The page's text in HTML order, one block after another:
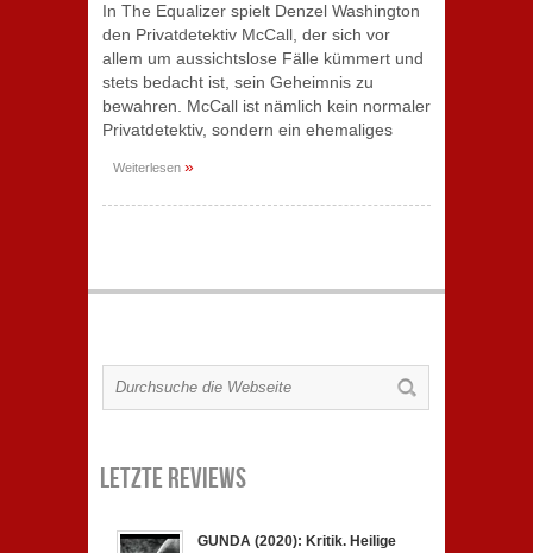
In The Equalizer spielt Denzel Washington
den Privatdetektiv McCall, der sich vor
allem um aussichtslose Fälle kümmert und
stets bedacht ist, sein Geheimnis zu
bewahren. McCall ist nämlich kein normaler
Privatdetektiv, sondern ein ehemaliges
Weiterlesen »
Letzte Reviews
GUNDA (2020): Kritik. Heilige